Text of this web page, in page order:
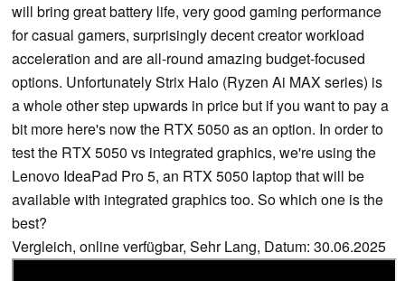
will bring great battery life, very good gaming performance
for casual gamers, surprisingly decent creator workload
acceleration and are all-round amazing budget-focused
options. Unfortunately Strix Halo (Ryzen Ai MAX series) is
a whole other step upwards in price but if you want to pay a
bit more here's now the RTX 5050 as an option. In order to
test the RTX 5050 vs integrated graphics, we're using the
Lenovo IdeaPad Pro 5, an RTX 5050 laptop that will be
available with integrated graphics too. So which one is the
best?
Vergleich, online verfügbar, Sehr Lang, Datum: 30.06.2025